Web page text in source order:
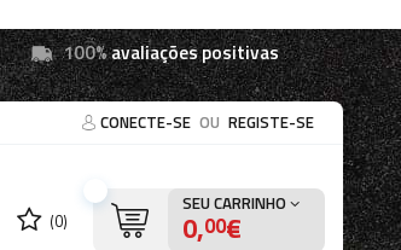
100%avaliações positivas
CONECTE-SE OU REGISTE-SE
(0)
SEU CARRINHO
0,00€